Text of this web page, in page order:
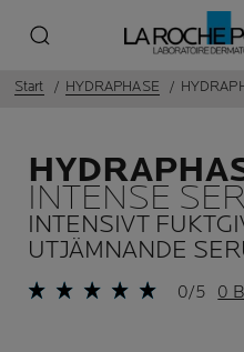
Start HYDRAPHASE
INTENSE
INTENSIVT
UTJÄMNANDE
0/5 0